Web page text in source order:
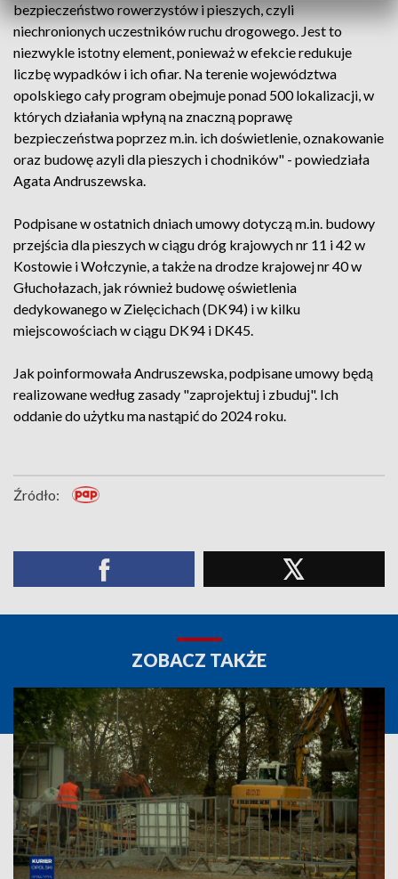
bezpieczeństwo rowerzystów i pieszych, czyli
niechronionych uczestników ruchu drogowego. Jest to
niezwykle istotny element, ponieważ w efekcie redukuje
liczbę wypadków i ich ofiar. Na terenie województwa
opolskiego cały program obejmuje ponad 500 lokalizacji, w
których działania wpłyną na znaczną poprawę
bezpieczeństwa poprzez m.in. ich doświetlenie, oznakowanie
oraz budowę azyli dla pieszych i chodników" - powiedziała
Agata Andruszewska.
Podpisane w ostatnich dniach umowy dotyczą m.in. budowy
przejścia dla pieszych w ciągu dróg krajowych nr 11 i 42 w
Kostowie i Wołczynie, a także na drodze krajowej nr 40 w
Głuchołazach, jak również budowę oświetlenia
dedykowanego w Zielęcichach (DK94) i w kilku
miejscowościach w ciągu DK94 i DK45.
Jak poinformowała Andruszewska, podpisane umowy będą
realizowane według zasady "zaprojektuj i zbuduj". Ich
oddanie do użytku ma nastąpić do 2024 roku.
Źródło:
ZOBACZ TAKŻE